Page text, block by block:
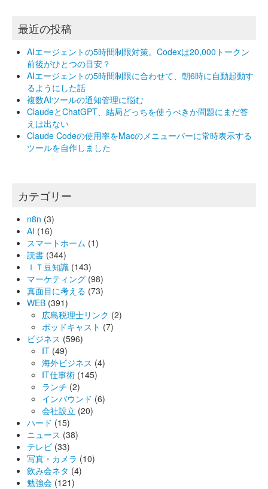
最近の投稿
AIエージェントの5時間制限対策。Codexは20,000トークン
前後がひとつの目安？
AIエージェントの5時間制限に合わせて、朝6時に自動起動す
るようにした話
複数AIツールの通知管理に悩む
ClaudeとChatGPT、結局どっちを使うべきか問題にまだ答
えは出ない
Claude Codeの使用率をMacのメニューバーに常時表示する
ツールを自作しました
カテゴリー
n8n (3)
AI (16)
スマートホーム (1)
読書 (344)
ＩＴ豆知識 (143)
マーケティング (98)
真面目に考える (73)
WEB (391)
広島税理士リンク (2)
ポッドキャスト (7)
ビジネス (596)
IT (49)
海外ビジネス (4)
IT仕事術 (145)
ランチ (2)
インバウンド (6)
会社設立 (20)
ハード (15)
ニュース (38)
テレビ (33)
写真・カメラ (10)
飲み会ネタ (4)
勉強会 (121)